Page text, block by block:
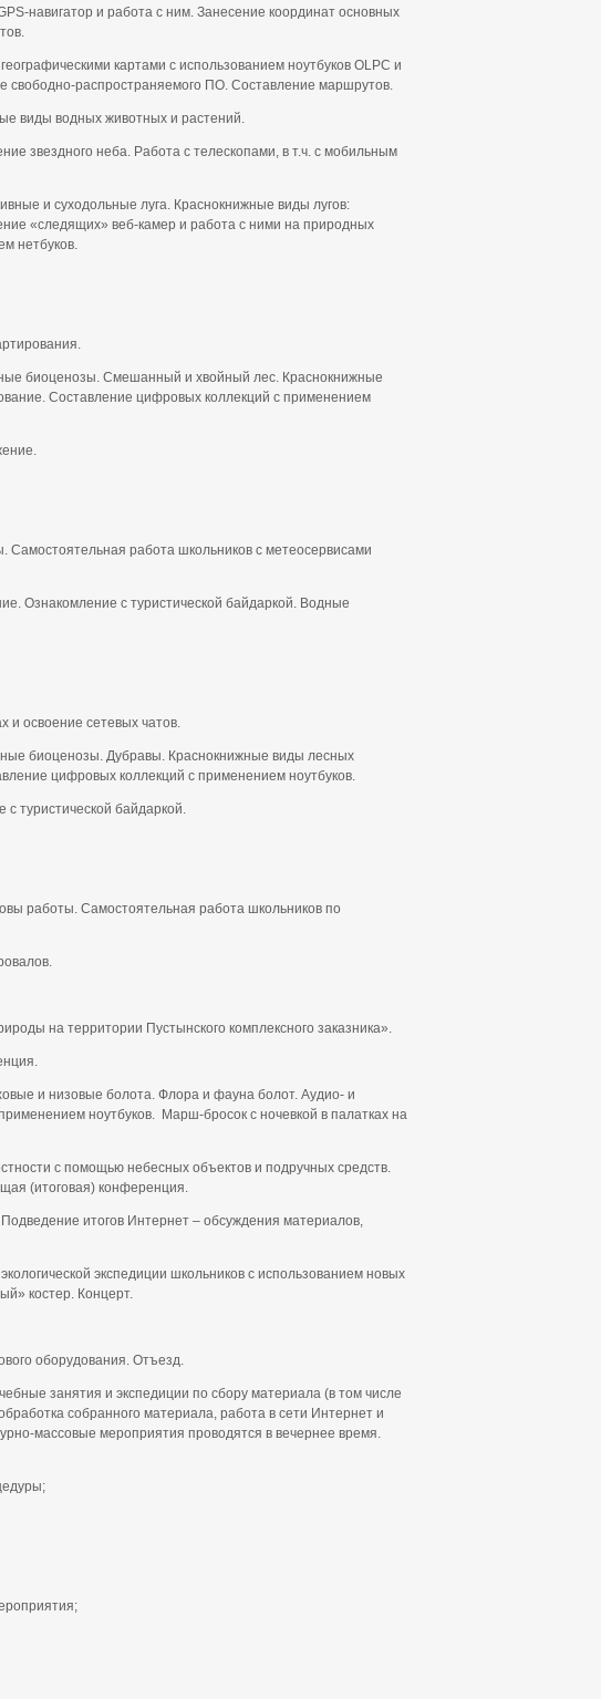
навигатор и работа с ним. Занесение координат основных
картами с использованием ноутбуков OLPC и
распространяемого ПО. Составление маршрутов.
виды водных животных и растений.
звездного неба. Работа с телескопами, в т.ч. с мобильным
и суходольные луга. Краснокнижные виды лугов:
«следящих» веб-камер и работа с ними на природных
нетбуков.
биоценозы. Смешанный и хвойный лес. Краснокнижные
Составление цифровых коллекций с применением
работа школьников с метеосервисами
Ознакомление с туристической байдаркой. Водные
и освоение сетевых чатов.
биоценозы. Дубравы. Краснокнижные виды лесных
цифровых коллекций с применением ноутбуков.
туристической байдаркой.
работы. Самостоятельная работа школьников по
на территории Пустынского комплексного заказника».
и низовые болота. Флора и фауна болот. Аудио- и
ноутбуков. Марш-бросок с ночевкой в палатках на
с помощью небесных объектов и подручных средств.
(итоговая) конференция.
Подведение итогов Интернет – обсуждения материалов,
экспедиции школьников с использованием новых
костер. Концерт.
оборудования. Отъезд.
занятия и экспедиции по сбору материала (в том числе
собранного материала, работа в сети Интернет и
массовые мероприятия проводятся в вечернее время.